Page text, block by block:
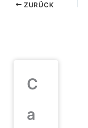
ZURÜCK
C
a